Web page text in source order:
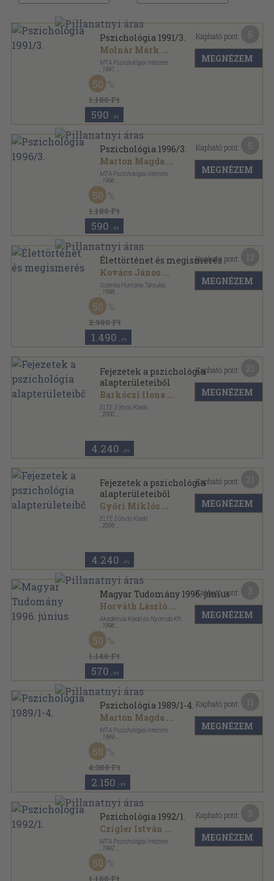
Pszichológia 1991/3.
Molnár Márk ...
MTA Pszichológiai Intézete
1991
Ragasztott papírkötés
Pszichológia sorozat
1.180 Ft
50
590 ,-Ft
Kapható pont:
MEGNÉZEM
Pszichológia 1996/3.
Marton Magda ...
MTA Pszichológiai Intézete
1996
Ragasztott papírkötés
Pszichológia sorozat
1.180 Ft
50
590 ,-Ft
Kapható pont:
MEGNÉZEM
Élettörténet és megismerés
Kovács János ...
Scientia Humana Társulás
1998
Ragasztott papírkötés
Pszichológia sorozat
2.980 Ft
50
1.490 ,-Ft
Kapható pont:
MEGNÉZEM
Fejezetek a pszichológia
alapterületeiből
Barkóczi Ilona ...
ELTE Eötvös Kiadó
2000
4.240 ,-Ft
Kapható pont:
MEGNÉZEM
Fejezetek a pszichológia
alapterületeiből
Győri Miklós ...
ELTE Eötvös Kiadó
2006
4.240 ,-Ft
Kapható pont:
MEGNÉZEM
Magyar Tudomány 1996. június
Horváth László ...
Akadémiai Kiadó és Nyomda Kft.
1996
Ragasztott papírkötés
Magyar Tudomány sorozat
1.140 Ft
50
570 ,-Ft
Kapható pont:
MEGNÉZEM
Pszichológia 1989/1-4.
Marton Magda ...
MTA Pszichológiai Intézete
1989
Ragasztott papírkötés
Pszichológia sorozat
4.300 Ft
50
2.150 ,-Ft
Kapható pont:
MEGNÉZEM
Pszichológia 1992/1.
Czigler István ...
MTA Pszichológiai Intézete
1992
Ragasztott papírkötés
Pszichológia sorozat
1.180 Ft
50
Kapható pont:
MEGNÉZEM